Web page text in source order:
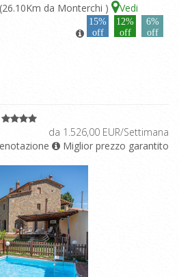
da Monterchi )
Vedi
15%
off
12%
off
6%
off
da 1.526,00 EUR/Settimana
Miglior prezzo garantito